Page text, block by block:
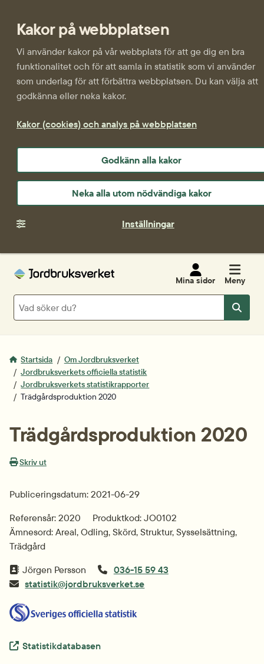
Kakor på webbplatsen
Vi använder kakor på vår webbplats för att ge dig en bra
funktionalitet och för att samla in statistik som vi använder
som underlag för att förbättra webbplatsen. Du kan välja att
godkänna eller neka kakor.
Kakor (cookies) och analys på webbplatsen
Godkänn alla kakor
Neka alla utom nödvändiga kakor
Inställningar
Mina sidor Meny
Sök
Sök
Startsida
Om Jordbruksverket
Jordbruksverkets officiella statistik
Jordbruksverkets statistikrapporter
Trädgårds­produktion 2020
Trädgårds­produktion 2020
Skriv ut
Publiceringsdatum: 2021-06-29
Referensår: 2020
Produktkod: JO0102
Ämnesord: Areal, Odling, Skörd, Struktur, Sysselsättning,
Trädgård
Jörgen Persson
036-15 59 43
statistik@jordbruksverket.se
Extern länk.
Statistikdatabasen